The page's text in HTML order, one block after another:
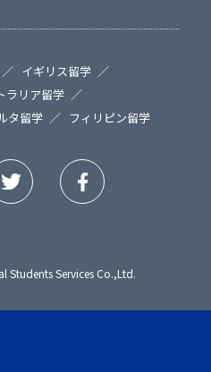
イギリス留学
ラリア留学
タ留学 フィリピン留学
Students Services Co.,Ltd.